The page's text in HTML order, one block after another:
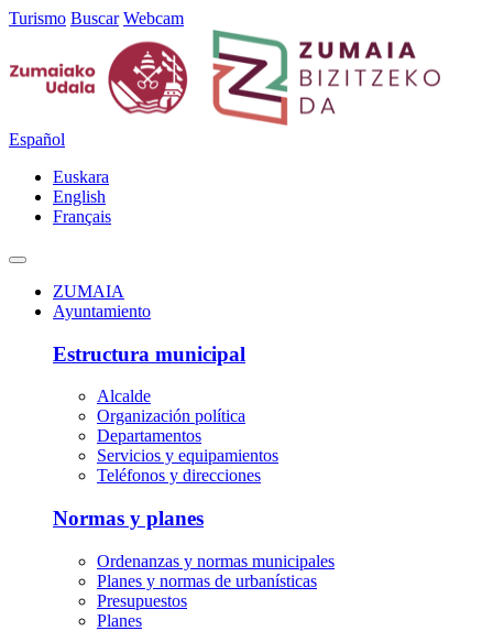
Turismo Buscar Webcam
Español
Euskara
English
Français
ZUMAIA
Ayuntamiento
Estructura municipal
Alcalde
Organización política
Departamentos
Servicios y equipamientos
Teléfonos y direcciones
Normas y planes
Ordenanzas y normas municipales
Planes y normas de urbanísticas
Presupuestos
Planes